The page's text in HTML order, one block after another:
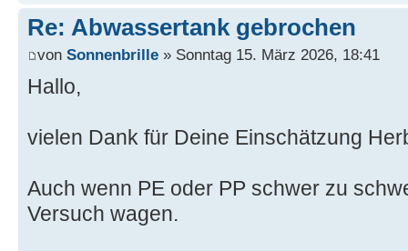
Re: Abwassertank gebrochen
von Sonnenbrille » Sonntag 15. März 2026, 18:41
Hallo,
vielen Dank für Deine Einschätzung
Auch wenn PE oder PP schwer zu
Versuch wagen.